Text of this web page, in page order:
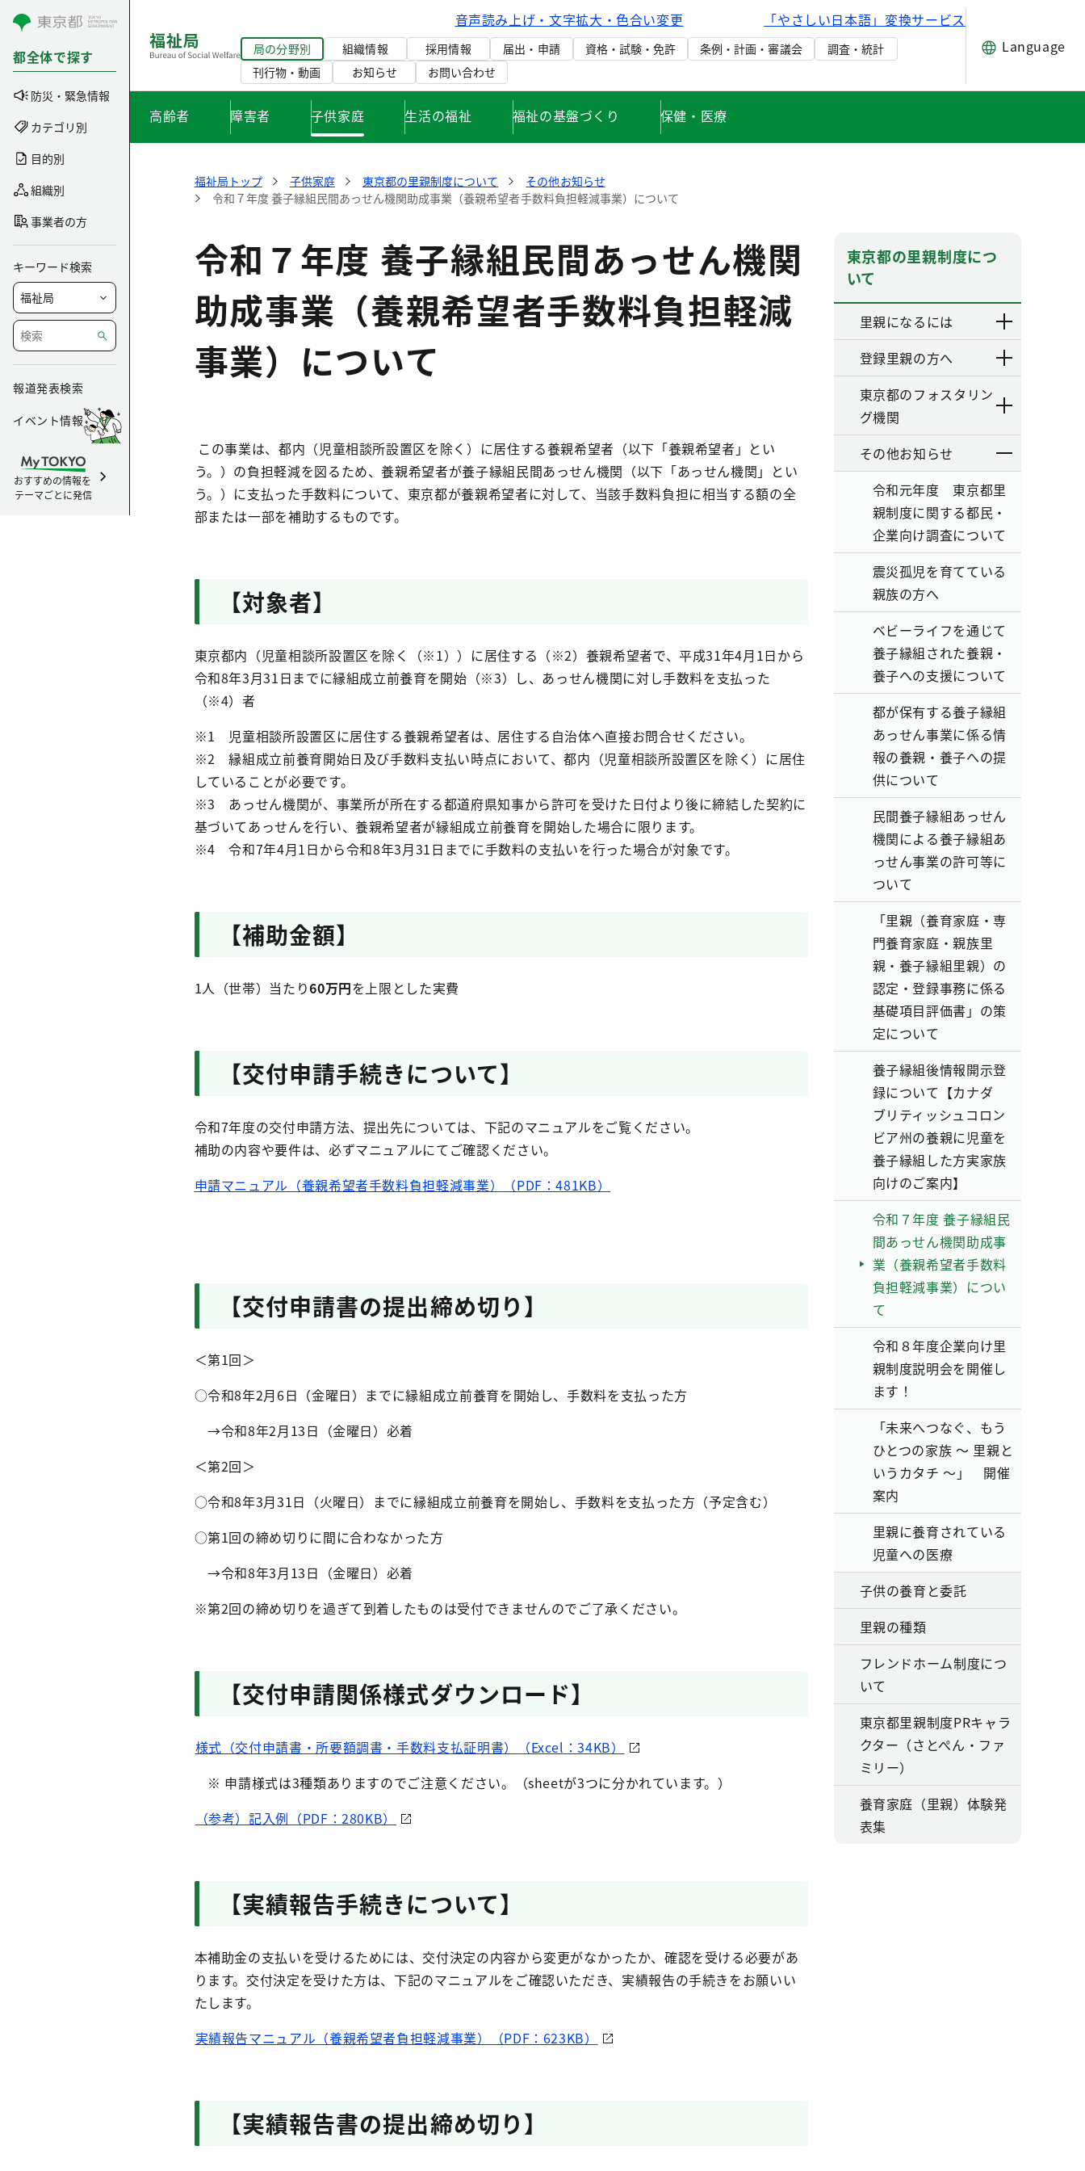
コンテンツにスキップ
都全体で探す
防災・緊急情報
カテゴリ別
目的別
組織別
事業者の方
キーワード検索
報道発表検索
イベント情報
おすすめの情報を
テーマごとに発信
音声読み上げ・文字拡大・色合い変更 「やさしい日本語」変換サービス
局の分野別 組織情報 採用情報 届出・申請 資格・試験・免許 条例・計画・審議会
調査・統計
刊行物・動画
お知らせ お問い合わせ
Language
高齢者 障害者 子供家庭 生活の福祉 福祉の基盤づくり 保健・医療
福祉局トップ 子供家庭 東京都の里親制度について
その他お知らせ
令和７年度 養子縁組民間あっせん機関助成事業（養親希望者手数料負担軽減事業）について
令和７年度 養子縁組民間あっせん機関
助成事業（養親希望者手数料負担軽減
事業）について
この事業は、都内（児童相談所設置区を除く）に居住する養親希望者（以下「養親希望者」とい
う。）の負担軽減を図るため、養親希望者が養子縁組民間あっせん機関（以下「あっせん機関」とい
う。）に支払った手数料について、東京都が養親希望者に対して、当該手数料負担に相当する額の全
部または一部を補助するものです。
【対象者】
東京都内（児童相談所設置区を除く（※1））に居住する（※2）養親希望者で、平成31年4月1日から
令和8年3月31日までに縁組成立前養育を開始（※3）し、あっせん機関に対し手数料を支払った
（※4）者
※1 児童相談所設置区に居住する養親希望者は、居住する自治体へ直接お問合せください。
※2 縁組成立前養育開始日及び手数料支払い時点において、都内（児童相談所設置区を除く）に居住
していることが必要です。
※3 あっせん機関が、事業所が所在する都道府県知事から許可を受けた日付より後に締結した契約に
基づいてあっせんを行い、養親希望者が縁組成立前養育を開始した場合に限ります。
※4 令和7年4月1日から令和8年3月31日までに手数料の支払いを行った場合が対象です。
【補助金額】
1人（世帯）当たり60万円を上限とした実費
【交付申請手続きについて】
令和7年度の交付申請方法、提出先については、下記のマニュアルをご覧ください。
補助の内容や要件は、必ずマニュアルにてご確認ください。
申請マニュアル（養親希望者手数料負担軽減事業）（PDF：481KB）
【交付申請書の提出締め切り】
＜第1回＞
○令和8年2月6日（金曜日）までに縁組成立前養育を開始し、手数料を支払った方
→令和8年2月13日（金曜日）必着
＜第2回＞
○令和8年3月31日（火曜日）までに縁組成立前養育を開始し、手数料を支払った方（予定含む）
○第1回の締め切りに間に合わなかった方
→令和8年3月13日（金曜日）必着
※第2回の締め切りを過ぎて到着したものは受付できませんのでご了承ください。
【交付申請関係様式ダウンロード】
様式（交付申請書・所要額調書・手数料支払証明書）（Excel：34KB）
※ 申請様式は3種類ありますのでご注意ください。（sheetが3つに分かれています。）
（参考）記入例（PDF：280KB）
【実績報告手続きについて】
本補助金の支払いを受けるためには、交付決定の内容から変更がなかったか、確認を受ける必要があ
ります。交付決定を受けた方は、下記のマニュアルをご確認いただき、実績報告の手続きをお願いい
たします。
実績報告マニュアル（養親希望者負担軽減事業）（PDF：623KB）
【実績報告書の提出締め切り】
東京都の里親制度につ
いて
里親になるには
登録里親の方へ
東京都のフォスタリン
グ機関
その他お知らせ
令和元年度 東京都里
親制度に関する都民・
企業向け調査について
震災孤児を育てている
親族の方へ
ベビーライフを通じて
養子縁組された養親・
養子への支援について
都が保有する養子縁組
あっせん事業に係る情
報の養親・養子への提
供について
民間養子縁組あっせん
機関による養子縁組あ
っせん事業の許可等に
ついて
「里親（養育家庭・専
門養育家庭・親族里
親・養子縁組里親）の
認定・登録事務に係る
基礎項目評価書」の策
定について
養子縁組後情報開示登
録について【カナダ
ブリティッシュコロン
ビア州の養親に児童を
養子縁組した方実家族
向けのご案内】
令和７年度 養子縁組民
間あっせん機関助成事
業（養親希望者手数料
負担軽減事業）につい
て
令和８年度企業向け里
親制度説明会を開催し
ます！
「未来へつなぐ、もう
ひとつの家族 ～ 里親と
いうカタチ ～」 開催
案内
里親に養育されている
児童への医療
子供の養育と委託
里親の種類
フレンドホーム制度につ
いて
東京都里親制度PRキャラ
クター（さとぺん・ファ
ミリー）
養育家庭（里親）体験発
表集